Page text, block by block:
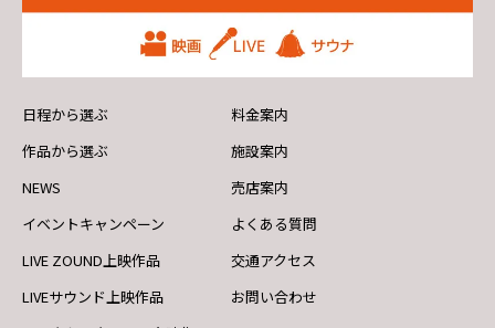
日程から選ぶ
作品から選ぶ
NEWS
イベントキャンペーン
LIVE ZOUND上映作品
LIVEサウンド上映作品
料金案内
施設案内
売店案内
よくある質問
交通アクセス
お問い合わせ